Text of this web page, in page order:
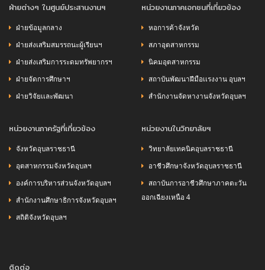
ฝ่ายต่างๆ ในศูนย์ประสานงานฯ
ฝ่ายข้อมูลกลาง
ฝ่ายส่งเสริมสมรรถนะผู้เรียนฯ
ฝ่ายส่งเสริมการระดมทรัพยากรฯ
ฝ่ายจัดการศึกษาฯ
ฝ่ายวิจัยเเละพัฒนา
หน่วยงานภาคเอกชนที่เกี่ยวข้อง
หอการค้าจังหวัด
สภาอุตสาหกรรม
นิคมอุตสาหกรรม
สถาบันพัฒนาฝีมือเเรงงาน อุบลฯ
สำนักงานจัดหางานจังหวัดอุบลฯ
หน่วยงานภาครัฐที่เกี่ยวข้อง
จังหวัดอุบลราชธานี
อุตสาหกรรมจังหวัดอุบลฯ
องค์การบริหารส่วนจังหวัดอุบลฯ
สำนักงานศึกษาธิการจังหวัดอุบลฯ
สถิติจังหวัดอุบลฯ
หน่วยงานในวิทยาลัยฯ
วิทยาลัยเทคนิคอุบลราชธานี
อาชีวศึกษาจังหวัดอุบลราชธานี
สถาบันการอาชีวศึกษาภาคตะวัน
ออกเฉียงเหนือ 4
ติดต่อ